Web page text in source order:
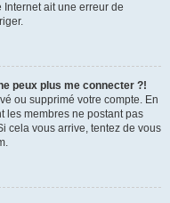
ait une erreur de
peux plus me connecter ?!
ou supprimé votre compte. En
les membres ne postant pas
cela vous arrive, tentez de vous